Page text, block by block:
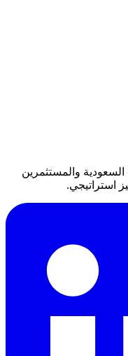
والمستثمرين
استراتيجي.